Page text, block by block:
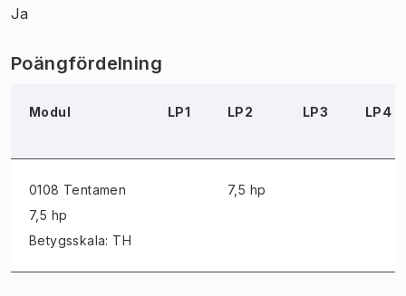
Ja
Poängfördelning
Modul LP1 LP2 LP3 LP4
0108 Tentamen
7,5 hp
Betygsskala: TH
7,5 hp